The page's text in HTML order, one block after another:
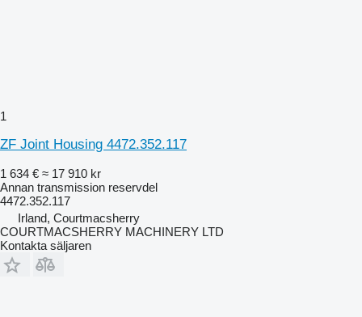
1
ZF Joint Housing 4472.352.117
1 634 € ≈ 17 910 kr
Annan transmission reservdel
4472.352.117
Irland, Courtmacsherry
COURTMACSHERRY MACHINERY LTD
Kontakta säljaren